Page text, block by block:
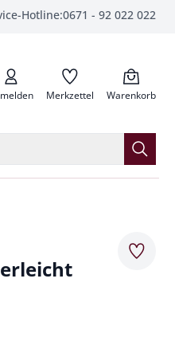
Hotline:0671 - 92 022 022
anrufen
Merkzettel Warenkorb